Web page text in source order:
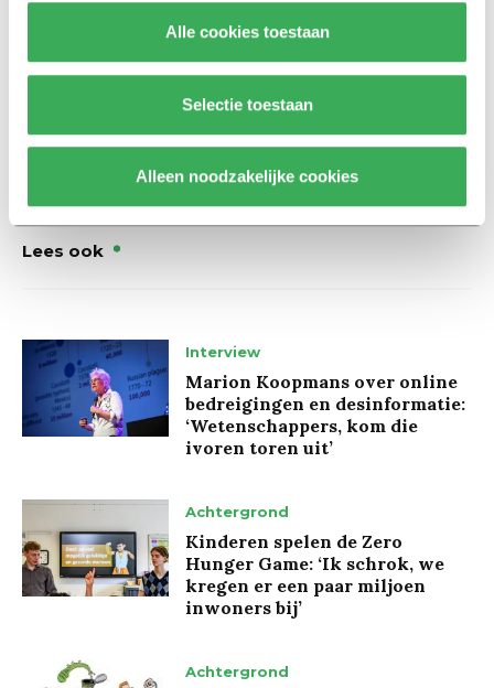
Alle cookies toestaan
Selectie toestaan
Alleen noodzakelijke cookies
worden. Zo groeien er straks champignons op jouw
naar haar doel: een volledigezero waste-campus in 2040.
Lees ook
Interview
Marion Koopmans over online
bedreigingen en desinformatie:
‘Wetenschappers, kom die
ivoren toren uit’
Achtergrond
Kinderen spelen de Zero
Hunger Game: ‘Ik schrok, we
kregen er een paar miljoen
inwoners bij’
Achtergrond